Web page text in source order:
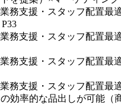
支援・スタッフ配置
支援・スタッフ配置
支援・スタッフ配置
支援・スタッフ配置
効率的な品出しが可能（